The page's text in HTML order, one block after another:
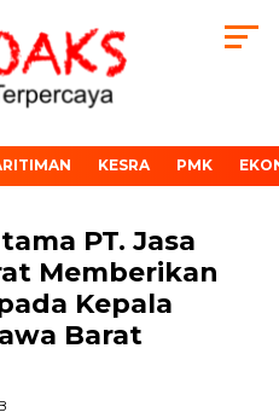
KESRA PMK
PT. Jasa
Memberikan
Kepala
Barat